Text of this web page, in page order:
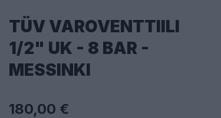
TÜV VAROVENTTIILI
1/2" UK - 8 BAR -
MESSINKI
180,00 €